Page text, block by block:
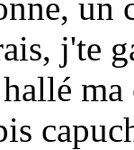
j'te
ma